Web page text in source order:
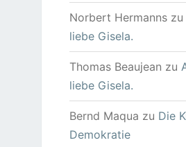
Norbert Hermannszu
liebe Gisela.
Thomas Beaujean zu
liebe Gisela.
Bernd Maqua zu Die
Demokratie